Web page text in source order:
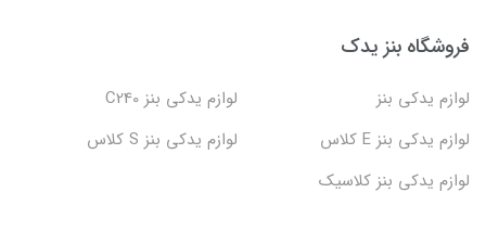
فروشگاه بنز یدک
لوازم یدکی بنز
لوازم یدکی بنز C240
لوازم یدکی بنز E کلاس
لوازم یدکی بنز S کلاس
لوازم یدکی بنز کلاسیک